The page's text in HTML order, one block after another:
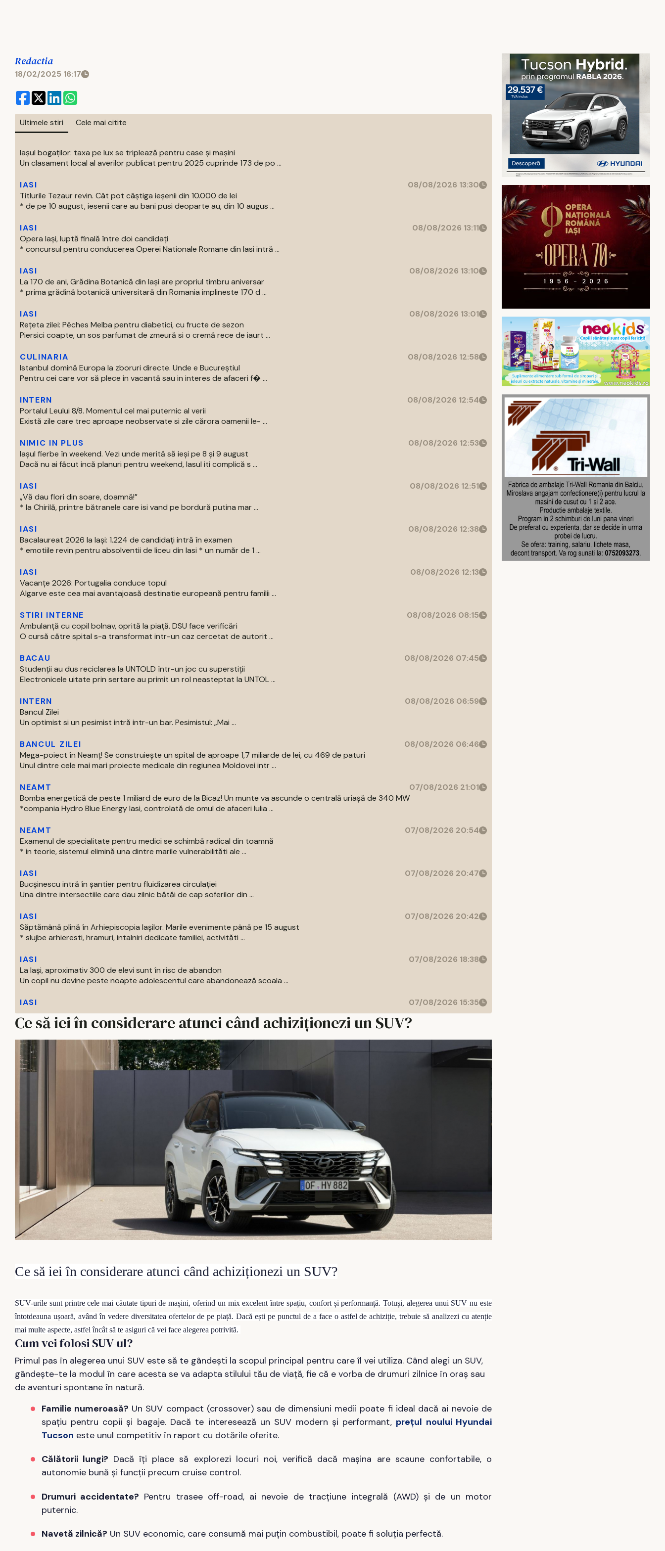
Redactia
18/02/2025 16:17
Ultimele stiri Cele mai citite
Iașul bogaților: taxa pe lux se triplează pentru case și mașini
Un clasament local al averilor publicat pentru 2025 cuprinde 173 de po ...
IASI
08/08/2026 13:30
Titlurile Tezaur revin. Cât pot câștiga ieșenii din 10.000 de lei
* de pe 10 august, iesenii care au bani pusi deoparte au, din 10 augus ...
IASI
08/08/2026 13:11
Opera Iași, luptă finală între doi candidați
* concursul pentru conducerea Operei Nationale Romane din Iasi intră ...
IASI
08/08/2026 13:10
La 170 de ani, Grădina Botanică din Iași are propriul timbru aniversar
* prima grădină botanică universitară din Romania implineste 170 d ...
IASI
08/08/2026 13:01
Rețeta zilei: Pêches Melba pentru diabetici, cu fructe de sezon
Piersici coapte, un sos parfumat de zmeură si o cremă rece de iaurt ...
CULINARIA
08/08/2026 12:58
Istanbul domină Europa la zboruri directe. Unde e Bucureștiul
Pentru cei care vor să plece in vacantă sau in interes de afaceri f� ...
INTERN
08/08/2026 12:54
Portalul Leului 8/8. Momentul cel mai puternic al verii
Există zile care trec aproape neobservate si zile cărora oamenii le- ...
NIMIC IN PLUS
08/08/2026 12:53
Iașul fierbe în weekend. Vezi unde merită să ieși pe 8 și 9 august
Dacă nu ai făcut incă planuri pentru weekend, Iasul iti complică s ...
IASI
08/08/2026 12:51
„Vă dau flori din soare, doamnă!”
* la Chirilă, printre bătranele care isi vand pe bordură putina mar ...
IASI
08/08/2026 12:38
Bacalaureat 2026 la Iași: 1.224 de candidați intră în examen
* emotiile revin pentru absolventii de liceu din Iasi * un număr de 1 ...
IASI
08/08/2026 12:13
Vacanțe 2026: Portugalia conduce topul
Algarve este cea mai avantajoasă destinatie europeană pentru familii ...
STIRI INTERNE
08/08/2026 08:15
Ambulanță cu copil bolnav, oprită la piață. DSU face verificări
O cursă către spital s-a transformat intr-un caz cercetat de autorit ...
BACAU
08/08/2026 07:45
Studenții au dus reciclarea la UNTOLD într-un joc cu superstiții
Electronicele uitate prin sertare au primit un rol neasteptat la UNTOL ...
INTERN
08/08/2026 06:59
Bancul Zilei
Un optimist si un pesimist intră intr-un bar. Pesimistul: „Mai ...
BANCUL ZILEI
08/08/2026 06:46
Mega-poiect în Neamț! Se construiește un spital de aproape 1,7 miliarde de lei, cu 469 de paturi
Unul dintre cele mai mari proiecte medicale din regiunea Moldovei intr ...
NEAMT
07/08/2026 21:01
Bomba energetică de peste 1 miliard de euro de la Bicaz! Un munte va ascunde o centrală uriașă de 340 MW
*compania Hydro Blue Energy Iasi, controlată de omul de afaceri Iulia ...
NEAMT
07/08/2026 20:54
Examenul de specialitate pentru medici se schimbă radical din toamnă
* in teorie, sistemul elimină una dintre marile vulnerabilităti ale ...
IASI
07/08/2026 20:47
Bucșinescu intră în șantier pentru fluidizarea circulației
Una dintre intersectiile care dau zilnic bătăi de cap soferilor din ...
IASI
07/08/2026 20:42
Săptămână plină în Arhiepiscopia Iașilor. Marile evenimente până pe 15 august
* slujbe arhieresti, hramuri, intalniri dedicate familiei, activităti ...
IASI
07/08/2026 18:38
La Iași, aproximativ 300 de elevi sunt în risc de abandon
Un copil nu devine peste noapte adolescentul care abandonează scoala ...
IASI 07/08/2026 15:35
Ce să iei în considerare atunci când achiziționezi un SUV?
Ce să iei în considerare atunci când achiziționezi un SUV?
SUV-urile sunt printre cele mai căutate tipuri de mașini, oferind un mix excelent între spațiu, confort și performanță. Totuși, alegerea unui SUV nu este
întotdeauna ușoară, având în vedere diversitatea ofertelor de pe piață. Dacă ești pe punctul de a face o astfel de achiziție, trebuie să analizezi cu atenție
mai multe aspecte, astfel încât să te asiguri că vei face alegerea potrivită.
Cum vei folosi SUV-ul?
Primul pas în alegerea unui SUV este să te gândești la scopul principal pentru care îl vei utiliza. Când alegi un SUV,
gândește-te la modul în care acesta se va adapta stilului tău de viață, fie că e vorba de drumuri zilnice în oraș sau
de aventuri spontane în natură.
Familie numeroasă? Un SUV compact (crossover) sau de dimensiuni medii poate fi ideal dacă ai nevoie de
spațiu pentru copii și bagaje. Dacă te interesează un SUV modern și performant, prețul noului Hyundai
Tucson este unul competitiv în raport cu dotările oferite.
Călătorii lungi? Dacă îți place să explorezi locuri noi, verifică dacă mașina are scaune confortabile, o
autonomie bună și funcții precum cruise control.
Drumuri accidentate? Pentru trasee off-road, ai nevoie de tracțiune integrală (AWD) și de un motor
puternic.
Navetă zilnică? Un SUV economic, care consumă mai puțin combustibil, poate fi soluția perfectă.